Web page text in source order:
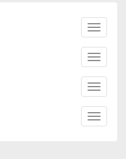
Toggle
Toggle
Toggle
Toggle